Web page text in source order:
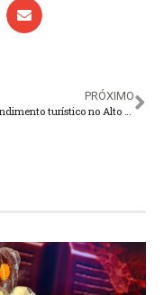
PRÓXIMO
Empreendimento turístico no Alto vai mudar atividade na cidade